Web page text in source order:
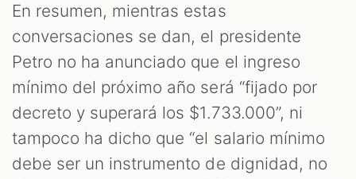
En resumen, mientras estas
conversaciones se dan, el presidente
Petro no ha anunciado que el ingreso
mínimo del próximo año será “fijado por
decreto y superará los $1.733.000”, ni
tampoco ha dicho que “el salario mínimo
debe ser un instrumento de dignidad, no